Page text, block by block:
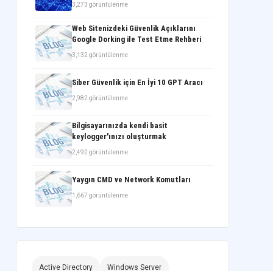
3,273 görüntülenme
Web Sitenizdeki Güvenlik Açıklarını
Google Dorking ile Test Etme Rehberi
3,132 görüntülenme
Siber Güvenlik için En İyi 10 GPT Aracı
2,982 görüntülenme
Bilgisayarınızda kendi basit
keylogger'ınızı oluşturmak
2,492 görüntülenme
Yaygın CMD ve Network Komutları
1,667 görüntülenme
Active Directory Windows Server